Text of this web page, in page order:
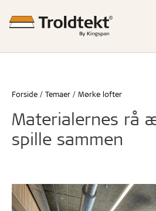
Forside Temaer Mørke lofter
Materialernes rå
spille sammen